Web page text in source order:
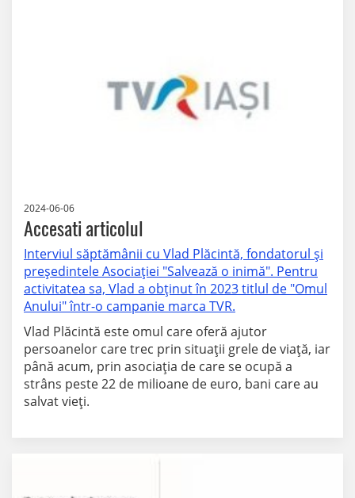
2024-06-06
Accesati articolul
Interviul săptămânii cu Vlad Plăcintă, fondatorul și
președintele Asociației "Salvează o inimă". Pentru
activitatea sa, Vlad a obținut în 2023 titlul de "Omul
Anului" într-o campanie marca TVR.
Vlad Plăcintă este omul care oferă ajutor
persoanelor care trec prin situații grele de viață, iar
până acum, prin asociația de care se ocupă a
strâns peste 22 de milioane de euro, bani care au
salvat vieți.